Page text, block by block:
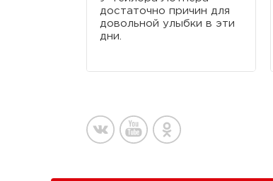
достаточно причин для
довольной улыбки в эти
дни.